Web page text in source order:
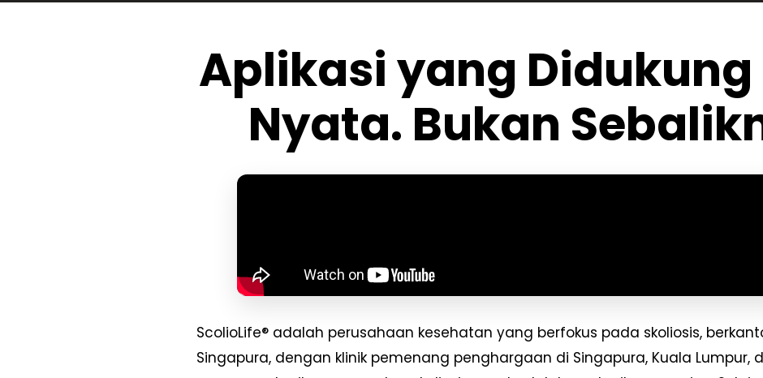
Aplikasi yang
Nyata. Bukan
ScolioLife® adalah perusahaan kesehatan yang berfokus pada skoliosis,
Singapura, dengan klinik pemenang penghargaan di Singapura, Kuala Lumpur,